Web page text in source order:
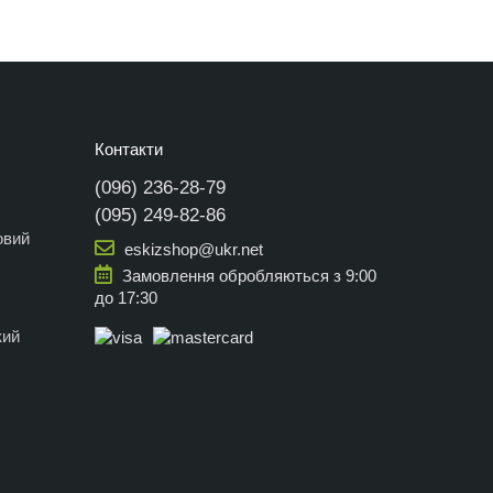
Контакти
(096) 236-28-79
(095) 249-82-86
eskizshop@ukr.net
Замовлення обробляються з 9:00
до 17:30